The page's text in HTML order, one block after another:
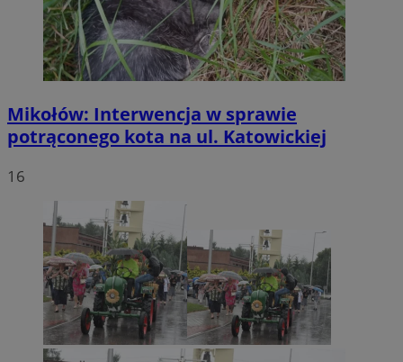
Mikołów: Interwencja w sprawie
potrąconego kota na ul. Katowickiej
16